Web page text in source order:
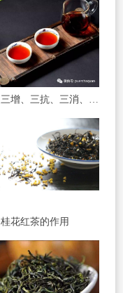
黑茶之三增、三抗、三消、三降 !
桂花红茶的作用